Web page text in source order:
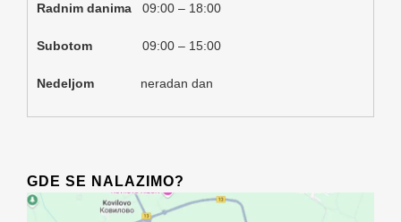
Radnim danima 09:00 – 18:00
Subotom 09:00 – 15:00
Nedeljom neradan dan
GDE SE NALAZIMO?